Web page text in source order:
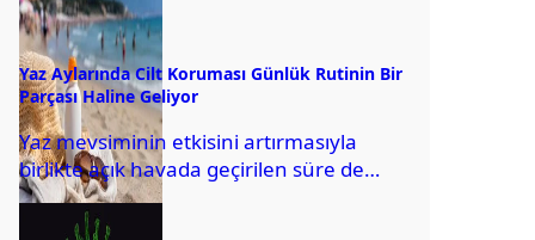
Yaz Aylarında Cilt Koruması Günlük Rutinin Bir
Parçası Haline Geliyor
Yaz mevsiminin etkisini artırmasıyla
birlikte açık havada geçirilen süre de
uzuyor. Tatil planları, hafta sonu gezileri,
parklar, sahiller...